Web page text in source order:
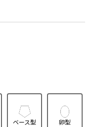
ベース型 卵型